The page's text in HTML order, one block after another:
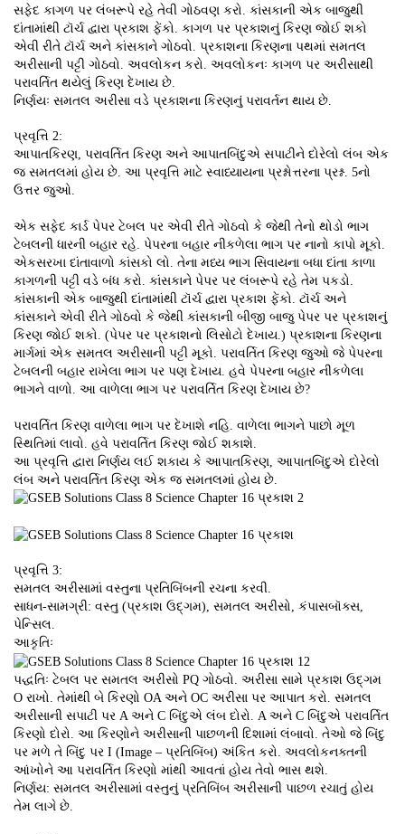
સફેદ કાગળ પર લંબરૂપે રહે તેવી ગોઠવણ કરો. કાંસકાની એક બાજુથી
દાંતામાંથી ટૉર્ચ દ્વારા પ્રકાશ ફેંકો. કાગળ પર પ્રકાશનું કિરણ જોઈ શકો
એવી રીતે ટૉર્ચ અને કાંસકાને ગોઠવો. પ્રકાશના કિરણના પથમાં સમતલ
અરીસાની પટ્ટી ગોઠવો. અવલોકન કરો. અવલોકનઃ કાગળ પર અરીસાથી
પરાવર્તિત થયેલું કિરણ દેખાય છે.
નિર્ણયઃ સમતલ અરીસા વડે પ્રકાશના કિરણનું પરાવર્તન થાય છે.
પ્રવૃત્તિ 2:
આપાતકિરણ, પરાવર્તિત કિરણ અને આપાતબિંદુએ સપાટીને દોરેલો લંબ એક
જ સમતલમાં હોય છે. આ પ્રવૃત્તિ માટે સ્વાધ્યાયના પ્રશ્નોત્તરના પ્રશ્ન. 5નો
ઉત્તર જુઓ.
એક સફેદ કાર્ડ પેપર ટેબલ પર એવી રીતે ગોઠવો કે જેથી તેનો થોડો ભાગ
ટેબલની ધારની બહાર રહે. પેપરના બહાર નીકળેલા ભાગ પર નાનો કાપો મૂકો.
એકસરખા દાંતાવાળો કાંસકો લો. તેના મધ્ય ભાગ સિવાયના બધા દાંતા કાળા
કાગળની પટ્ટી વડે બંધ કરો. કાંસકાને પેપર પર લંબરૂપે રહે તેમ પકડો.
કાંસકાની એક બાજુથી દાંતામાંથી ટૉર્ચ દ્વારા પ્રકાશ ફેંકો. ટૉર્ચ અને
કાંસકાને એવી રીતે ગોઠવો કે જેથી કાંસકાની બીજી બાજુ પેપર પર પ્રકાશનું
કિરણ જોઈ શકો. (પેપર પર પ્રકાશનો લિસોટો દેખાય.) પ્રકાશના કિરણના
માર્ગમાં એક સમતલ અરીસાની પટ્ટી મૂકો. પરાવર્તિત કિરણ જુઓ જે પેપરના
ટેબલની બહાર રાખેલા ભાગ પર પણ દેખાય. હવે પેપરના બહાર નીકળેલા
ભાગને વાળો. આ વાળેલા ભાગ પર પરાવર્તિત કિરણ દેખાય છે?
પરાવર્તિત કિરણ વાળેલા ભાગ પર દેખાશે નહિ. વાળેલા ભાગને પાછો મૂળ
સ્થિતિમાં લાવો. હવે પરાવર્તિત કિરણ જોઈ શકાશે.
આ પ્રવૃત્તિ દ્વારા નિર્ણય લઈ શકાય કે આપાતકિરણ, આપાતબિંદુએ દોરેલો
લંબ અને પરાવર્તિત કિરણ એક જ સમતલમાં હોય છે.
પ્રવૃત્તિ 3:
સમતલ અરીસામાં વસ્તુના પ્રતિબિંબની રચના કરવી.
સાધન-સામગ્રી: વસ્તુ (પ્રકાશ ઉદ્ગમ), સમતલ અરીસો, કંપાસબૉક્સ,
પેન્સિલ.
આકૃતિઃ
પદ્ધતિઃ ટેબલ પર સમતલ અરીસો PQ ગોઠવો. અરીસા સામે પ્રકાશ ઉદ્ગમ
O રાખો. તેમાંથી બે કિરણો OA અને OC અરીસા પર આપાત કરો. સમતલ
અરીસાની સપાટી પર A અને C બિંદુએ લંબ દોરો. A અને C બિંદુએ પરાવર્તિત
કિરણો દોરો. આ કિરણોને અરીસાની પાછળની દિશામાં લંબાવો. તેઓ જે બિંદુ
પર મળે તે બિંદુ પર I (Image – પ્રતિબિંબ) અંકિત કરો. અવલોકનક્તની
આંખોને આ પરાવર્તિત કિરણો માંથી આવતાં હોય તેવો ભાસ થશે.
નિર્ણય: સમતલ અરીસામાં વસ્તુનું પ્રતિબિંબ અરીસાની પાછળ રચાતું હોય
તેમ લાગે છે.